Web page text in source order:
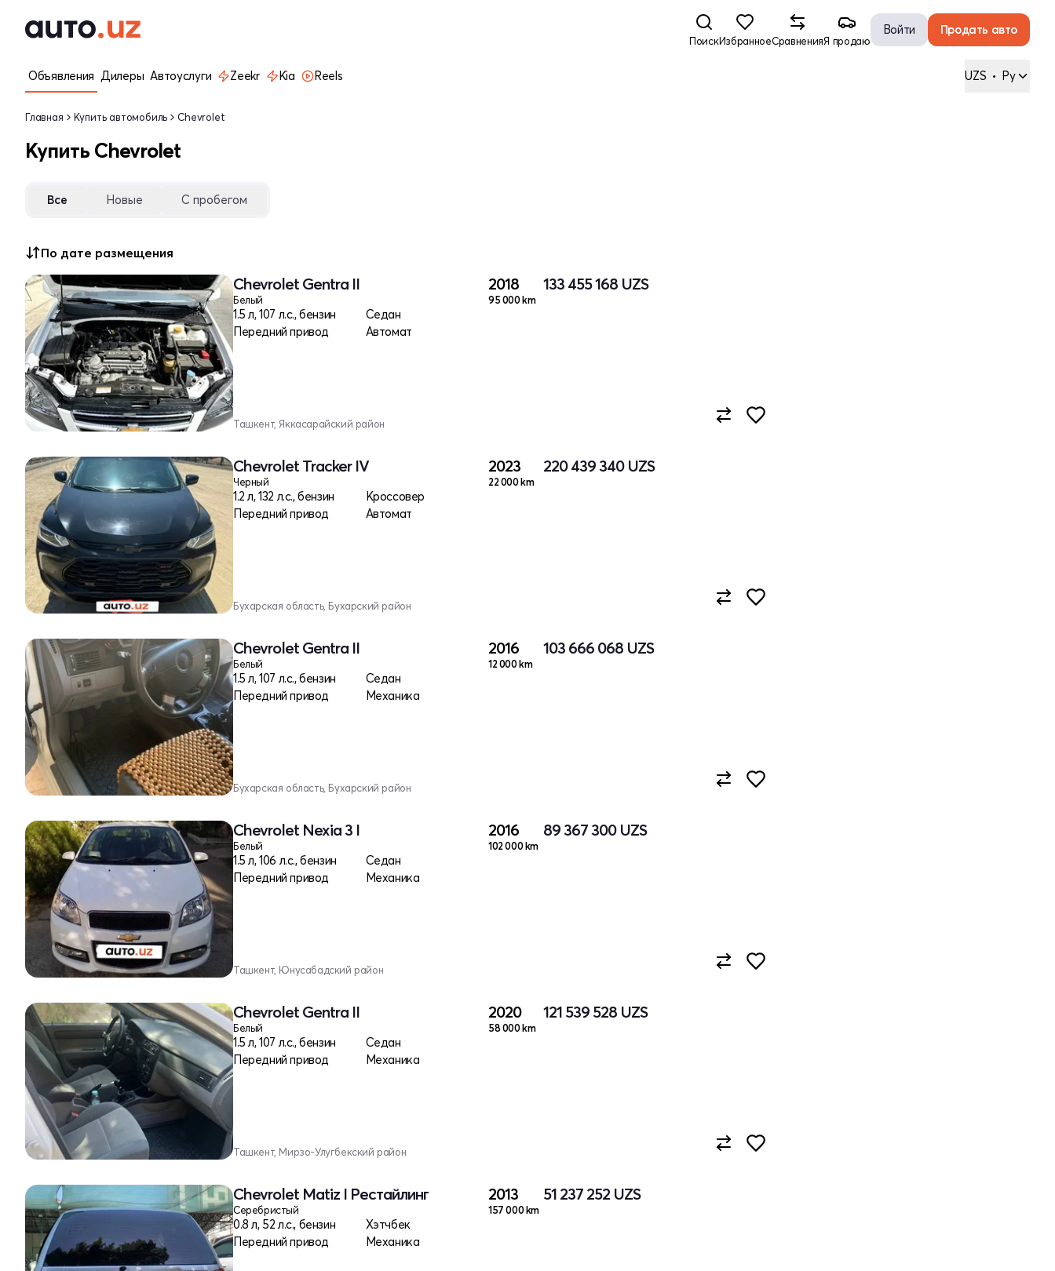
ПоискИзбранноеСравненияЯ продаю
Войти Продать авто
Объявления Дилеры Автоуслуги Zeekr Kia Reels UZS • Ру
Главная Купить автомобиль Chevrolet
Купить Chevrolet
Все Новые С пробегом
По дате размещения
Chevrolet Gentra II
Белый
1.5 л, 107 л.с., бензин
Седан
Передний привод
Автомат
2018
95 000 km
133 455 168 UZS
Ташкент, Яккасарайский район
Chevrolet Tracker IV
Черный
1.2 л, 132 л.с., бензин
Кроссовер
Передний привод
Автомат
2023
22 000 km
220 439 340 UZS
Бухарская область, Бухарский район
Chevrolet Gentra II
Белый
1.5 л, 107 л.с., бензин
Седан
Передний привод
Механика
2016
12 000 km
103 666 068 UZS
Бухарская область, Бухарский район
Chevrolet Nexia 3 I
Белый
1.5 л, 106 л.с., бензин
Седан
Передний привод
Механика
2016
102 000 km
89 367 300 UZS
Ташкент, Юнусабадский район
Chevrolet Gentra II
Белый
1.5 л, 107 л.с., бензин
Седан
Передний привод
Механика
2020
58 000 km
121 539 528 UZS
Ташкент, Мирзо-Улугбекский район
Chevrolet Matiz I Рестайлинг
Серебристый
0.8 л, 52 л.с., бензин
Хэтчбек
Передний привод
Механика
2013
157 000 km
51 237 252 UZS